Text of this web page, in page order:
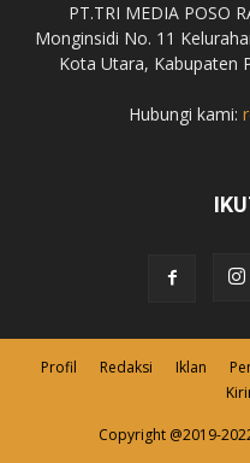
PT.TRI MEDIA POSO
Monginsidi No. 11
Kota Utara, Kabupaten
Hubungi kami:
Profil Redaksi Iklan
Copyright @2019-